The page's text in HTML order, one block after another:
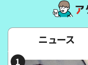
ニュース